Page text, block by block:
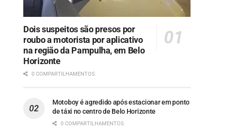
Dois suspeitos são presos por
roubo a motorista por aplicativo
na região da Pampulha, em Belo
Horizonte
0 COMPARTILHAMENTOS
Motoboy é agredido após estacionar em ponto
de táxi no centro de Belo Horizonte
0 COMPARTILHAMENTOS